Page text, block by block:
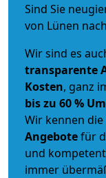
Sind Sie
von Lünen
Wir sind es
transparente
Kosten, ganz
bis zu 60 %
Wir kennen die
Angebotefür
und
immer